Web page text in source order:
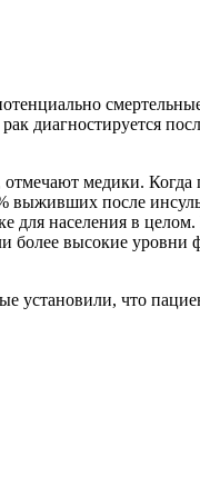
медики.
после
для населения в
более высокие уровни
установили, что